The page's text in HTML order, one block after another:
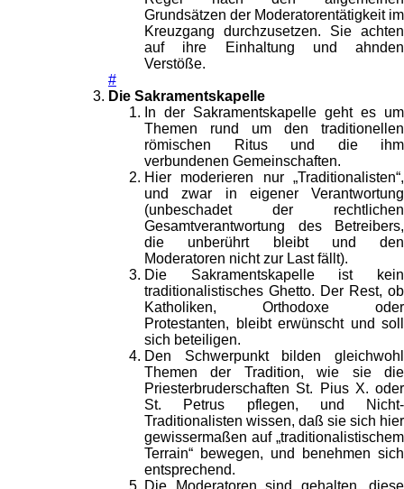
Grundsätzen der Moderatorentätigkeit im
Kreuzgang durchzusetzen. Sie achten
auf ihre Einhaltung und ahnden
Verstöße.
#
Die Sakramentskapelle
In der Sakramentskapelle geht es um
Themen rund um den traditionellen
römischen Ritus und die ihm
verbundenen Gemeinschaften.
Hier moderieren nur „Traditionalisten“,
und zwar in eigener Verantwortung
(unbeschadet der rechtlichen
Gesamtverantwortung des Betreibers,
die unberührt bleibt und den
Moderatoren nicht zur Last fällt).
Die Sakramentskapelle ist kein
traditionalistisches Ghetto. Der Rest, ob
Katholiken, Orthodoxe oder
Protestanten, bleibt erwünscht und soll
sich beteiligen.
Den Schwerpunkt bilden gleichwohl
Themen der Tradition, wie sie die
Priesterbruderschaften St. Pius X. oder
St. Petrus pflegen, und Nicht-
Traditionalisten wissen, daß sie sich hier
gewissermaßen auf „traditionalistischem
Terrain“ bewegen, und benehmen sich
entsprechend.